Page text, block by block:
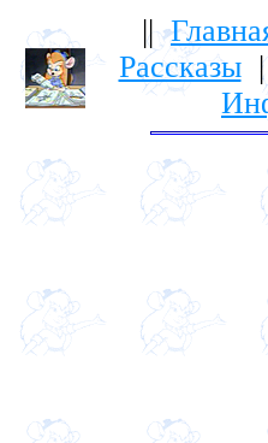
||
Рассказы